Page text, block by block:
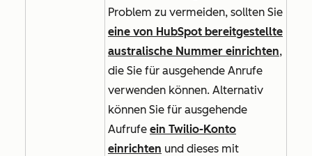
Problem zu vermeiden, sollten Sie
eine von HubSpot bereitgestellte
australische Nummer einrichten,
die Sie für ausgehende Anrufe
verwenden können. Alternativ
können Sie für ausgehende
Aufrufe ein Twilio-Konto
einrichten und dieses mit